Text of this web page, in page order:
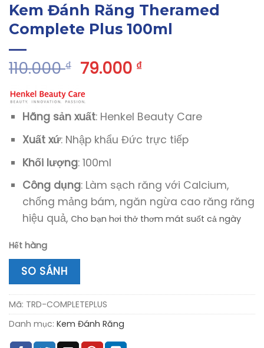
Kem Đánh Răng Theramed
Complete Plus 100ml
110.000₫ 79.000 ₫
Hãng sản xuất: Henkel Beauty Care
Xuất xứ: Nhập khẩu Đức trực tiếp
Khối lượng: 100ml
Công dụng: Làm sạch răng với Calcium,
chống mảng bám, ngăn ngừa cao răng răng
hiệu quả, cho bạn hơi thở thơm mát suốt cả ngày
Hết hàng
SO SÁNH
Mã: TRD-COMPLETEPLUS
Danh mục: Kem Đánh Răng